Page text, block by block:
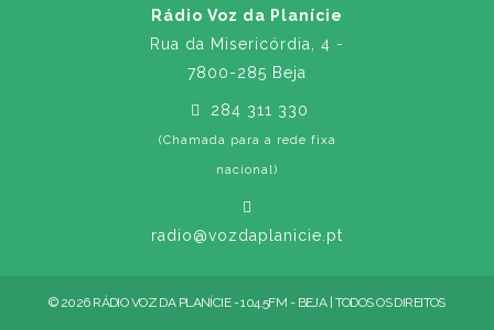
Rádio Voz da Planície
Rua da Misericórdia, 4 -
7800-285 Beja
284 311 330
(Chamada para a rede fixa
nacional)
radio@vozdaplanicie.pt
© 2026 RÁDIO VOZ DA PLANÍCIE - 104.5FM - BEJA | TODOS OS DIREITOS